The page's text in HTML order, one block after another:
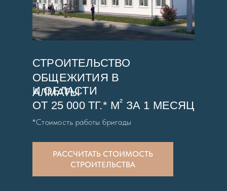
СТРОИТЕЛЬСТВО
ОБЩЕЖИТИЯ В
АЛМАТЫ
ОТ 25 000 ТГ.* М² ЗА 1 МЕСЯЦ
РАССЧИТАТЬ СТОИМОСТЬ
СТРОИТЕЛЬСТВА
*Стоимость работы бригады
И ОБЛАСТИ